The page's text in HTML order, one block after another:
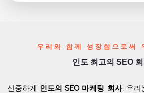
Features
우리와 함께 성장함으로써
인도 최고의 SEO
신중하게 인도의 SEO 마케팅 회사, 우리